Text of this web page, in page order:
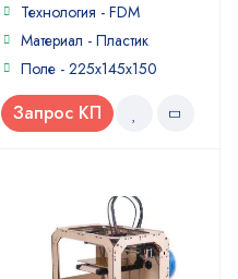
Технология - FDM
Материал - Пластик
Поле - 225x145x150
Запрос КП